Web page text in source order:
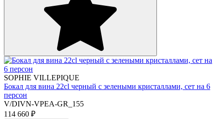
SOPHIE VILLEPIQUE
Бокал для вина 22cl черный с зелеными кристаллами, сет на 6
персон
V/DIVN-VPEA-GR_155
114 660 ₽